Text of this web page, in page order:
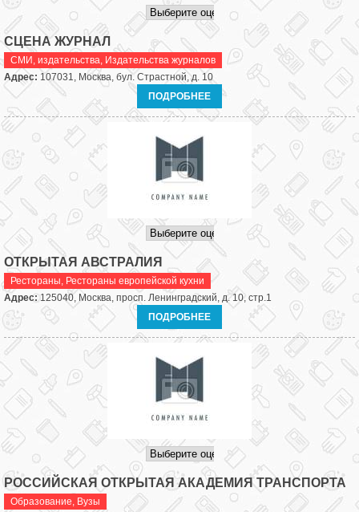
СЦЕНА ЖУРНАЛ
СМИ, издательства, Издательства журналов
Адрес: 107031, Москва, бул. Страстной, д. 10
ПОДРОБНЕЕ
ОТКРЫТАЯ АВСТРАЛИЯ
Рестораны, Рестораны европейской кухни
Адрес: 125040, Москва, просп. Ленинградский, д. 10, стр.1
ПОДРОБНЕЕ
РОССИЙСКАЯ ОТКРЫТАЯ АКАДЕМИЯ ТРАНСПОРТА
Образование, Вузы